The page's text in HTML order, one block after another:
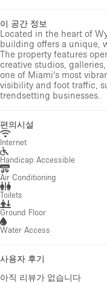
이 공간 정보
Located in the heart of
building offers a unique,
The property features
creative studios,
one of Miami’s most
visibility and foot traffic,
trendsetting businesses.
편의시설
Internet
Handicap Accessible
Air Conditioning
Toilets
Ground Floor
Water Access
사용자 후기
아직 리뷰가 없습니다